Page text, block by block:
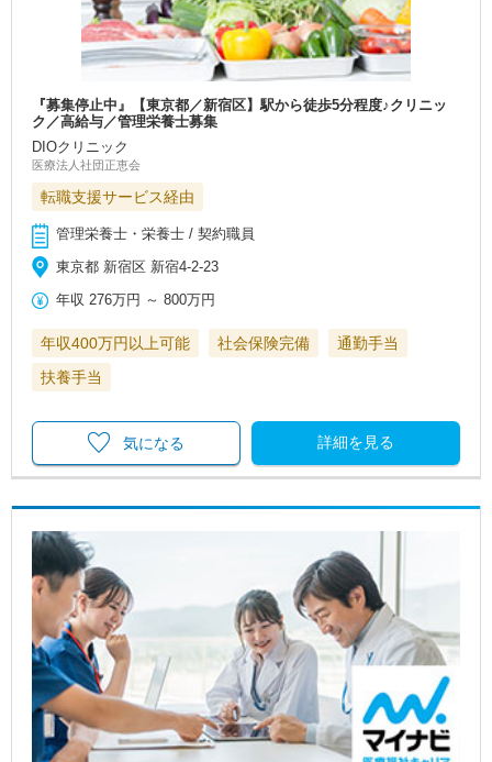
『募集停止中』【東京都／新宿区】駅から徒歩5分程度♪クリニッ
ク／高給与／管理栄養士募集
DIOクリニック
医療法人社団正恵会
転職支援サービス経由
管理栄養士・栄養士 / 契約職員
東京都 新宿区 新宿4-2-23
年収 276万円 ～800万円
年収400万円以上可能 社会保険完備
通勤手当
扶養手当
詳細を見る
気になる